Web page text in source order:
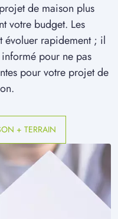
de maison plus
votre budget. Les
évoluer rapidement ; il
pour ne pas
pour votre projet de
+ TERRAIN